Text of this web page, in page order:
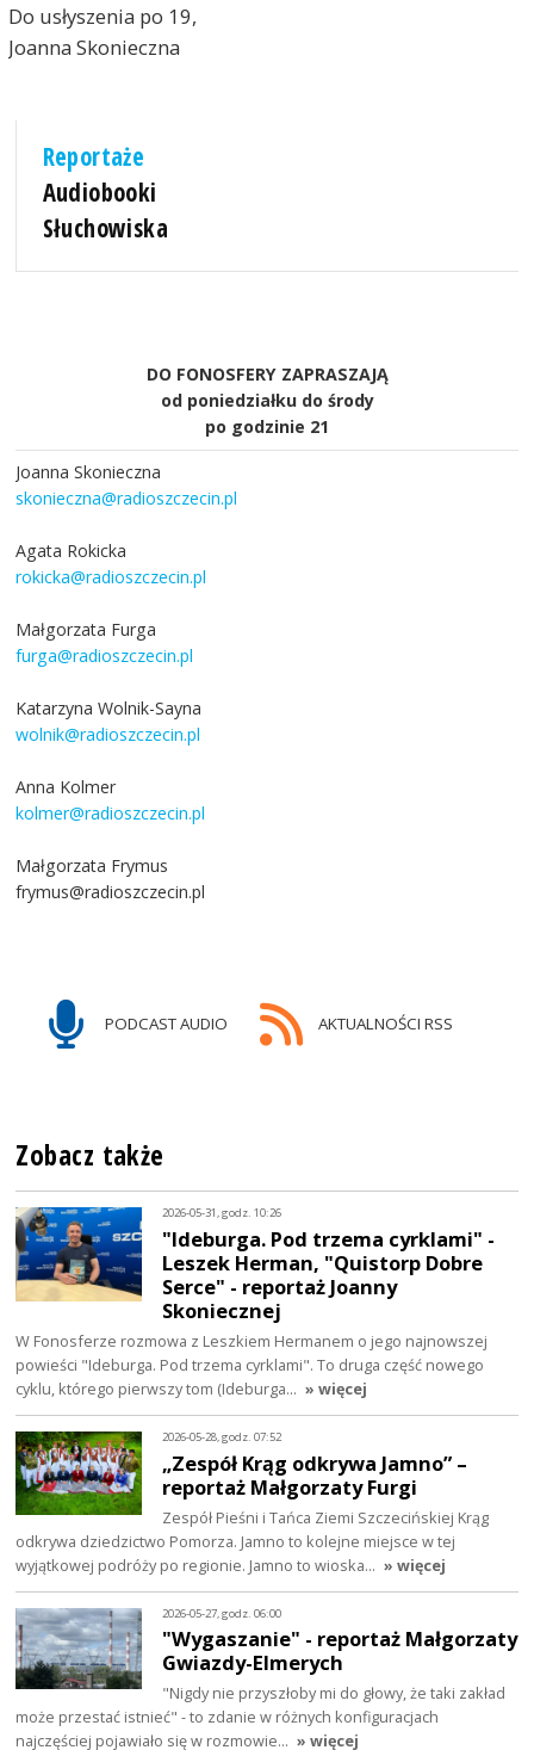
Do usłyszenia po 19,
Joanna Skonieczna
Reportaże
Audiobooki
Słuchowiska
DO FONOSFERY ZAPRASZAJĄ
od poniedziałku do środy
po godzinie 21
Joanna Skonieczna
skonieczna@radioszczecin.pl
Agata Rokicka
rokicka@radioszczecin.pl
Małgorzata Furga
furga@radioszczecin.pl
Katarzyna Wolnik-Sayna
wolnik@radioszczecin.pl
Anna Kolmer
kolmer@radioszczecin.pl
Małgorzata Frymus
frymus@radioszczecin.pl
PODCAST AUDIO AKTUALNOŚCI RSS
Zobacz także
2026-05-31, godz. 10:26
"Ideburga. Pod trzema cyrklami" -
Leszek Herman, "Quistorp Dobre
Serce" - reportaż Joanny
Skoniecznej
W Fonosferze rozmowa z Leszkiem Hermanem o jego najnowszej
powieści "Ideburga. Pod trzema cyrklami". To druga część nowego
cyklu, którego pierwszy tom (Ideburga… » więcej
2026-05-28, godz. 07:52
„Zespół Krąg odkrywa Jamno” –
reportaż Małgorzaty Furgi
Zespół Pieśni i Tańca Ziemi Szczecińskiej Krąg
odkrywa dziedzictwo Pomorza. Jamno to kolejne miejsce w tej
wyjątkowej podróży po regionie. Jamno to wioska… » więcej
2026-05-27, godz. 06:00
"Wygaszanie" - reportaż Małgorzaty
Gwiazdy-Elmerych
"Nigdy nie przyszłoby mi do głowy, że taki zakład
może przestać istnieć" - to zdanie w różnych konfiguracjach
najczęściej pojawiało się w rozmowie… » więcej